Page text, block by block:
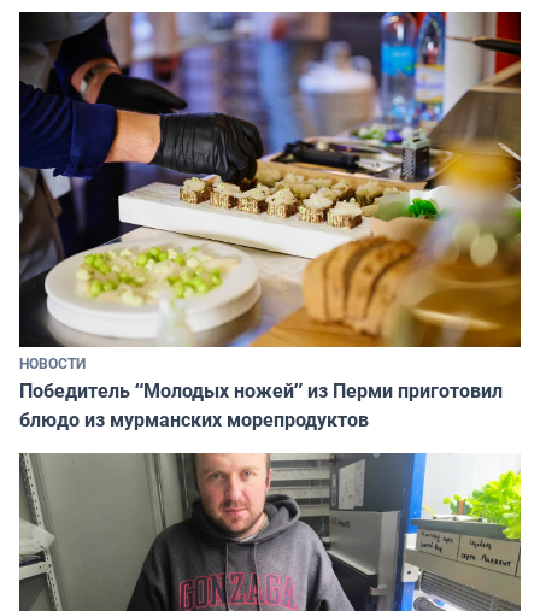
НОВОСТИ
Победитель “Молодых ножей” из Перми приготовил
блюдо из мурманских морепродуктов